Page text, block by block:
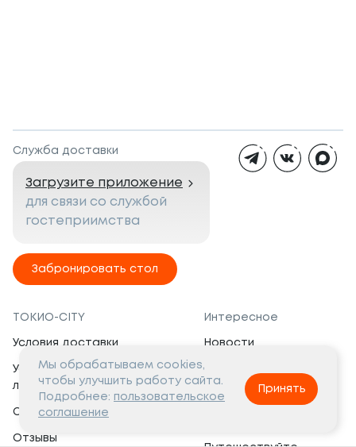
Служба доставки
Загрузите приложение
для связи со службой
гостеприимства
Забронировать стол
ТОКИО-CITY
Условия доставки
Условия программы
лояльности
Сертификаты
Отзывы
Интересное
Новости
Вакансии
Социальная жизнь
Мы обрабатываем cookies,
чтобы улучшить работу сайта.
Подробнее: пользовательское
соглашение
Принять